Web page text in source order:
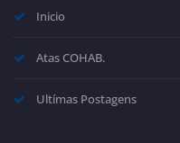
Inicio
Atas COHAB.
Ultímas Postagens